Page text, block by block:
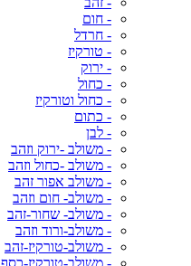
- חום
- חרדל
- טורקיז
- ירוק
- כחול
- כחול וטורקיז
- כתום
- לבן
- משולב -ירוק וזהב
- משולב -כחול וזהב
- משולב אפור זהב
- משולב- חום וזהב
- משולב- שחור-זהב
- משולב-ורוד וזהב
- משולב-טורקיז-זהב
- משולב-טורקיז-כסף